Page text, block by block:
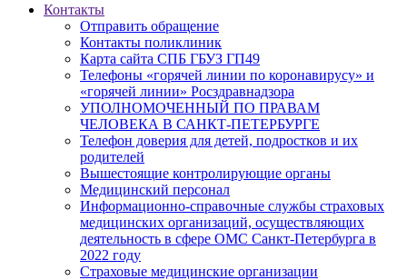
Контакты
Отправить обращение
Контакты поликлиник
Карта сайта СПБ ГБУЗ ГП49
Телефоны «горячей линии по коронавирусу» и
«горячей линии» Росздравнадзора
УПОЛНОМОЧЕННЫЙ ПО ПРАВАМ
ЧЕЛОВЕКА В САНКТ-ПЕТЕРБУРГЕ
Телефон доверия для детей, подростков и их
родителей
Вышестоящие контролирующие органы
Медицинский персонал
Информационно-справочные службы страховых
медицинских организаций, осуществляющих
деятельность в сфере ОМС Санкт-Петербурга в
2022 году
Страховые медицинские организации